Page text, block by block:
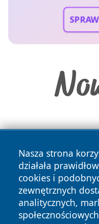
Nasza strona
działała
cookies i
zewnętrznych
analitycznych,
Copyright © 2026
zastrzeżone.